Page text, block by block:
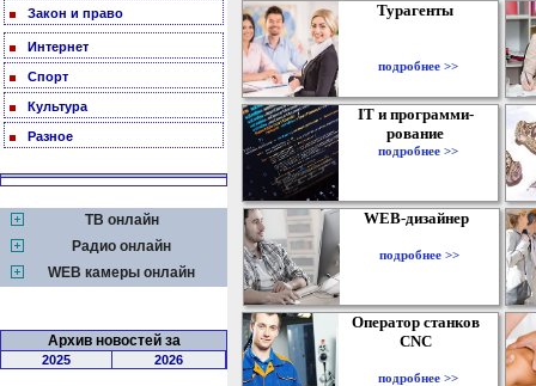
Закон и право
Интернет
Спорт
Культура
Разное
ТВ онлайн
Радио онлайн
WEB камеры онлайн
Архив новостей за
2025 2026
Турагенты
подробнее >>
IT и программи-
рование
подробнее >>
WEB-дизайнер
подробнее >>
Оператор станков
CNC
подробнее >>